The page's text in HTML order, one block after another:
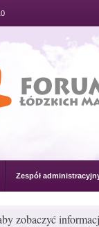
Zespół
zobaczyć